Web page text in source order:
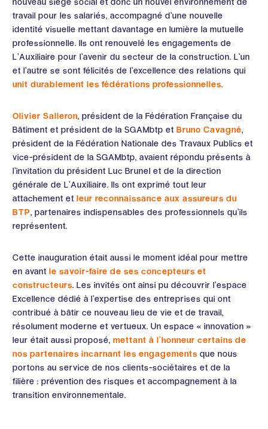
travail pour les salariés, accompagné d’une nouvelle
identité visuelle mettant davantage en lumière la mutuelle
professionnelle. Ils ont renouvelé les engagements de
L’Auxiliaire pour l’avenir du secteur de la construction. L’un
et l’autre se sont félicités de l’excellence des relations qui
unit durablement les fédérations professionnelles.
Olivier Salleron, président de la Fédération Française du
Bâtiment et président de la SGAMbtp etBruno Cavagné,
président de la Fédération Nationale des Travaux Publics et
vice-président de la SGAMbtp, avaient répondu présents à
l’invitation du président Luc Brunel et de la direction
générale de L’Auxiliaire. Ils ont exprimé tout leur
attachement etleur reconnaissance aux assureurs du
BTP, partenaires indispensables des professionnels qu’ils
représentent.
Cette inauguration était aussi le moment idéal pour mettre
en avantle savoir-faire de ses concepteurs et
constructeurs. Les invités ont ainsi pu découvrir l’espace
Excellence dédié à l’expertise des entreprises qui ont
contribué à bâtir ce nouveau lieu de vie et de travail,
résolument moderne et vertueux. Un espace « innovation »
leur était aussi proposé,mettant à l’honneur certains de
nos partenaires incarnant les engagements que nous
portons au service de nos clients-sociétaires et de la
filière : prévention des risques et accompagnement à la
transition environnementale.